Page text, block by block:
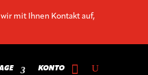
mit Ihnen Kontakt auf,
KONTO